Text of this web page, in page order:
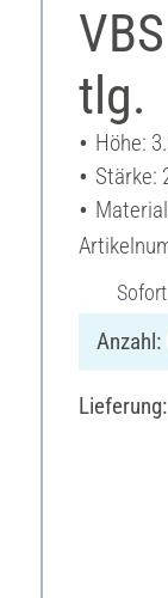
tlg.
Höhe:
Stärke:
Anzahl: